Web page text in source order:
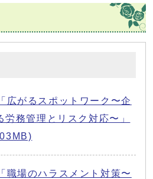
広がるスポットワーク〜企
労務管理とリスク対応〜」
職場のハラスメント対策〜